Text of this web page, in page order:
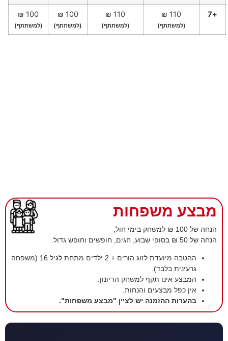
+7
110 ₪
(למשתתף)
110 ₪
(למשתתף)
100 ₪
(למשתתף)
100 ₪
(למשתתף)
מבצע משפחות
הנחה של 100 ₪ למשחק בימי חול,
הנחה של 50 ₪ בסופי שבוע, חגים, חופשים וחופש גדול.
ההטבה מיועדת לזוג הורים + 2 ילדים מתחת לגיל 16 (משפחה
גרעינית בלבד).
המבצע אינו תקף למשחק הדיונון.
אין כפל מבצעים והנחות.
בהערות ההזמנה יש לציין "מבצע משפחות".